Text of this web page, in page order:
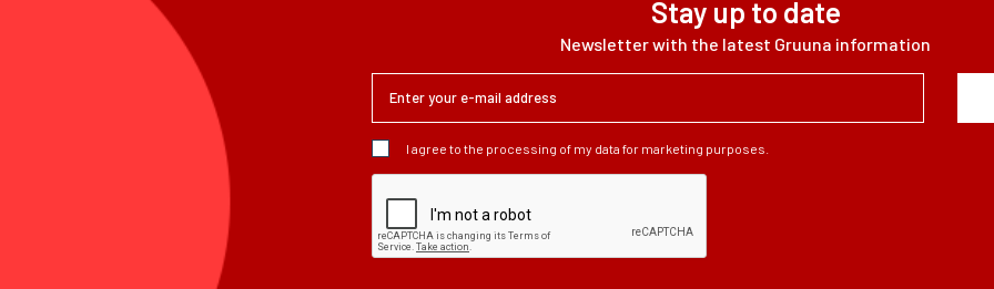
Stay up to date
Newsletter with the latest Gruuna information
I agree to the processing of my data for marketing purposes.